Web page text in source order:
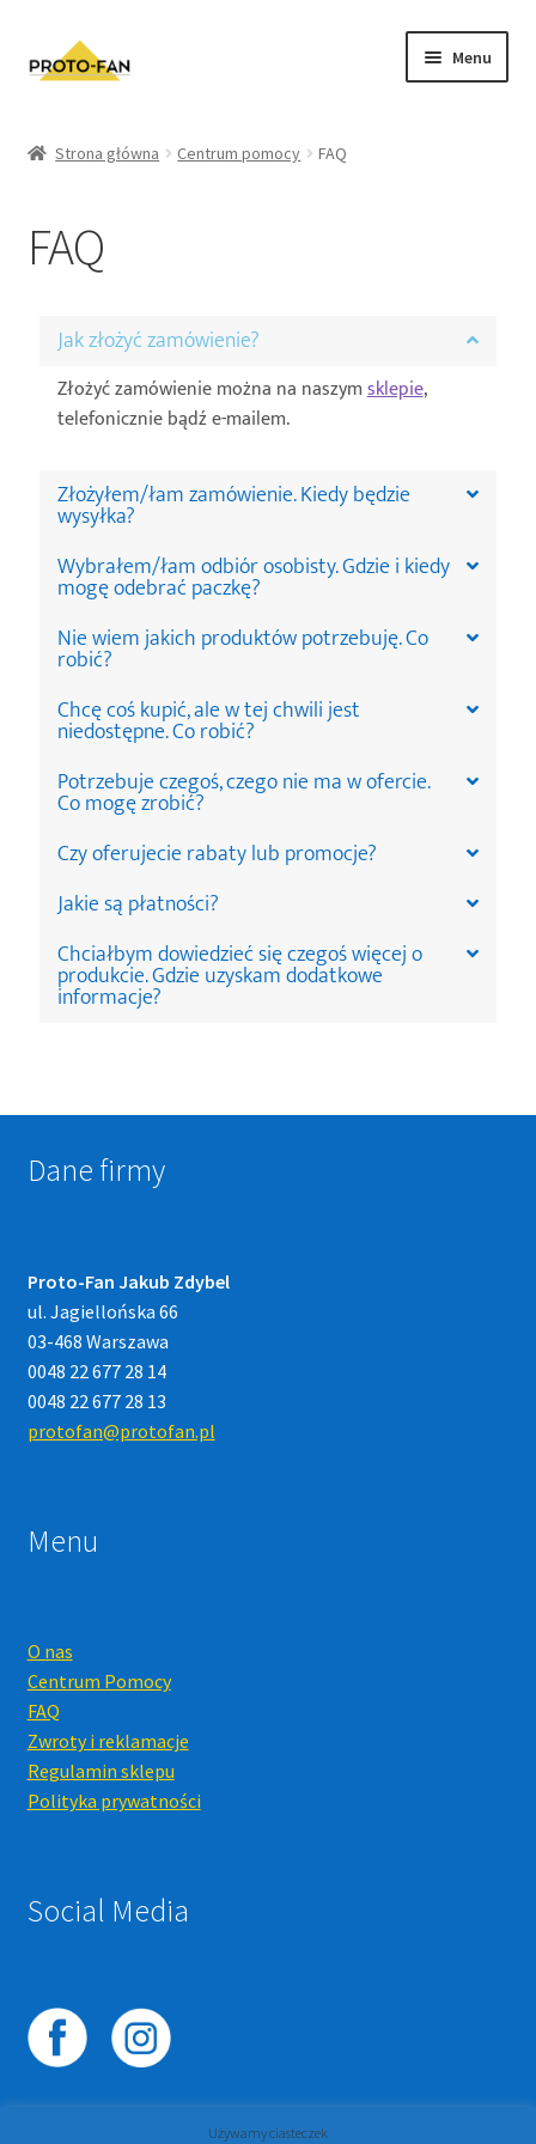
Menu
O nas
Polityka prywatności
Strona główna Centrum pomocy FAQ
FAQ
Jak złożyć zamówienie?
Złożyć zamówienie można na naszymsklepie,
telefonicznie bądź e-mailem.
Złożyłem/łam zamówienie. Kiedy będzie
wysyłka?
Wybrałem/łam odbiór osobisty. Gdzie i kiedy
mogę odebrać paczkę?
Nie wiem jakich produktów potrzebuję. Co
robić?
Chcę coś kupić, ale w tej chwili jest
niedostępne. Co robić?
Potrzebuje czegoś, czego nie ma w ofercie.
Co mogę zrobić?
Czy oferujecie rabaty lub promocje?
Jakie są płatności?
Chciałbym dowiedzieć się czegoś więcej o
produkcie. Gdzie uzyskam dodatkowe
informacje?
Dane firmy
Proto-Fan Jakub Zdybel
ul. Jagiellońska 66
03-468 Warszawa
0048 22 677 28 14
0048 22 677 28 13
protofan@protofan.pl
Menu
O nas
Centrum Pomocy
FAQ
Zwroty i reklamacje
Regulamin sklepu
Polityka prywatności
Social Media
Używamy ciasteczek